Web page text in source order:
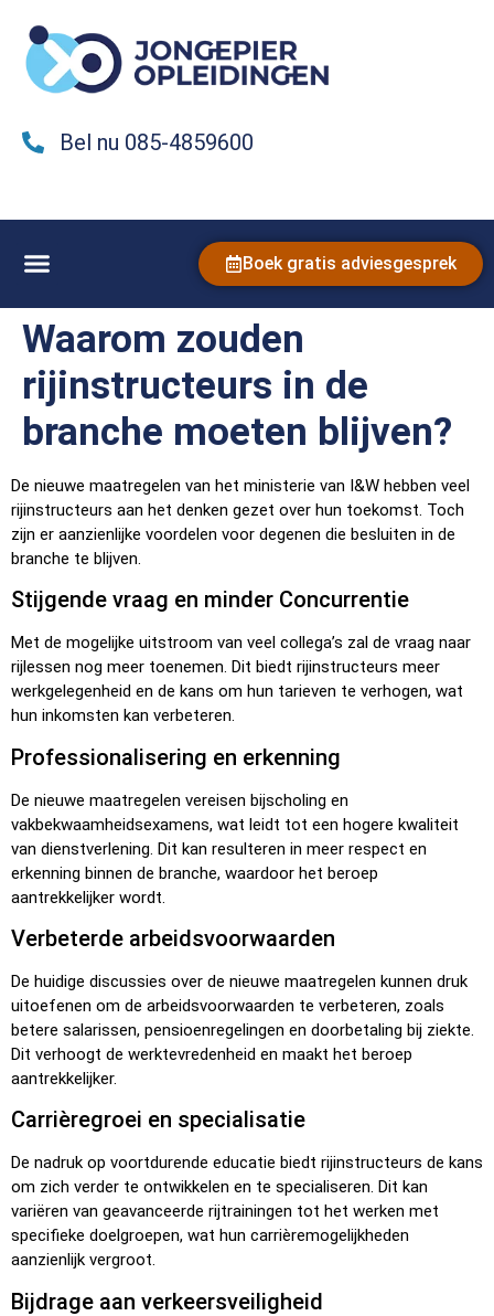
Bel nu 085-4859600
Boek gratis adviesgesprek
Waarom zouden
rijinstructeurs in de
branche moeten blijven?
De nieuwe maatregelen van het ministerie van I&W hebben veel
rijinstructeurs aan het denken gezet over hun toekomst. Toch
zijn er aanzienlijke voordelen voor degenen die besluiten in de
branche te blijven.
Stijgende vraag en minder Concurrentie
Met de mogelijke uitstroom van veel collega’s zal de vraag naar
rijlessen nog meer toenemen. Dit biedt rijinstructeurs meer
werkgelegenheid en de kans om hun tarieven te verhogen, wat
hun inkomsten kan verbeteren.
Professionalisering en erkenning
De nieuwe maatregelen vereisen bijscholing en
vakbekwaamheidsexamens, wat leidt tot een hogere kwaliteit
van dienstverlening. Dit kan resulteren in meer respect en
erkenning binnen de branche, waardoor het beroep
aantrekkelijker wordt.
Verbeterde arbeidsvoorwaarden
De huidige discussies over de nieuwe maatregelen kunnen druk
uitoefenen om de arbeidsvoorwaarden te verbeteren, zoals
betere salarissen, pensioenregelingen en doorbetaling bij ziekte.
Dit verhoogt de werktevredenheid en maakt het beroep
aantrekkelijker.
Carrièregroei en specialisatie
De nadruk op voortdurende educatie biedt rijinstructeurs de kans
om zich verder te ontwikkelen en te specialiseren. Dit kan
variëren van geavanceerde rijtrainingen tot het werken met
specifieke doelgroepen, wat hun carrièremogelijkheden
aanzienlijk vergroot.
Bijdrage aan verkeersveiligheid